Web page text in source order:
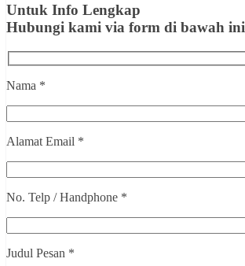
Untuk Info Lengkap
Hubungi kami via form di bawah ini
Nama *
Alamat Email *
No. Telp / Handphone *
Judul Pesan *